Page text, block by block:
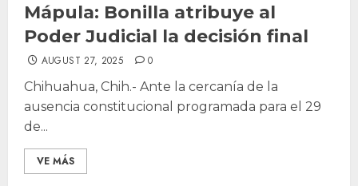
Mápula: Bonilla atribuye al
Poder Judicial la decisión final
AUGUST 27, 2025 0
Chihuahua, Chih.- Ante la cercanía de la
ausencia constitucional programada para el 29
de...
VE MÁS